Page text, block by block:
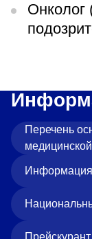
Онколог
Перечень